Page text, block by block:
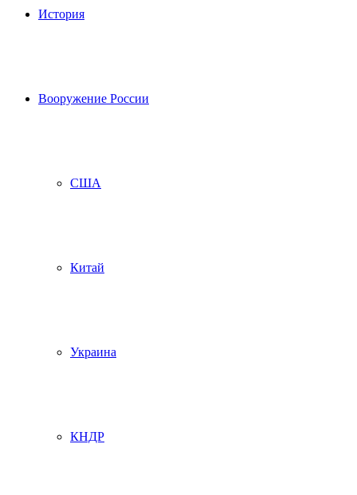
История
Вооружение России
США
Китай
Украина
КНДР